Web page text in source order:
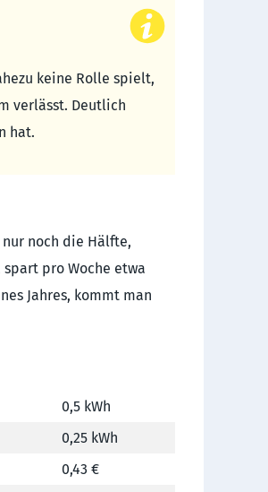
keine Rolle spielt,
verlässt. Deutlich
hat.
nur noch die Hälfte,
pro Woche etwa
Jahres, kommt man
0,5 kWh
0,25 kWh
0,43 €